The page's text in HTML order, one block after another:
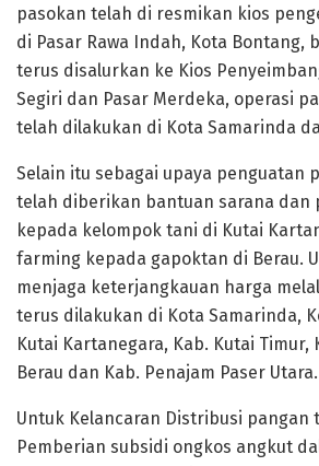
pasokan telah di resmikan kios
di Pasar Rawa Indah, Kota Bontang,
terus disalurkan ke Kios
Segiri dan Pasar Merdeka, operasi
telah dilakukan di Kota Samarinda
Selain itu sebagai upaya penguatan
telah diberikan bantuan sarana dan
kepada kelompok tani di Kutai
farming kepada gapoktan di Berau.
menjaga keterjangkauan harga
terus dilakukan di Kota Samarinda,
Kutai Kartanegara, Kab. Kutai Timur,
Berau dan Kab. Penajam Paser Utara.
Untuk Kelancaran Distribusi pangan
Pemberian subsidi ongkos angkut